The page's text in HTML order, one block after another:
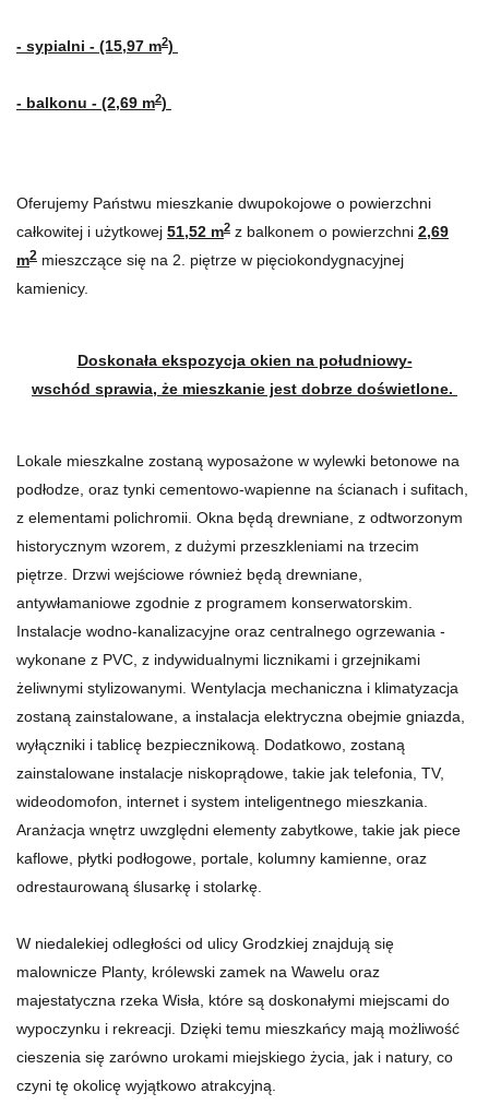
- sypialni - (15,97 m2)
- balkonu - (2,69 m2)
Oferujemy Państwu mieszkanie dwupokojowe o powierzchni
całkowitej i użytkowej 51,52 m2 z balkonem o powierzchni 2,69
m2 mieszczące się na 2. piętrze w pięciokondygnacyjnej
kamienicy.
Doskonała ekspozycja okien na południowy-
wschód sprawia, że mieszkanie jest dobrze doświetlone.
Lokale mieszkalne zostaną wyposażone w wylewki betonowe na
podłodze, oraz tynki cementowo-wapienne na ścianach i sufitach,
z elementami polichromii. Okna będą drewniane, z odtworzonym
historycznym wzorem, z dużymi przeszkleniami na trzecim
piętrze. Drzwi wejściowe również będą drewniane,
antywłamaniowe zgodnie z programem konserwatorskim.
Instalacje wodno-kanalizacyjne oraz centralnego ogrzewania -
wykonane z PVC, z indywidualnymi licznikami i grzejnikami
żeliwnymi stylizowanymi. Wentylacja mechaniczna i klimatyzacja
zostaną zainstalowane, a instalacja elektryczna obejmie gniazda,
wyłączniki i tablicę bezpiecznikową. Dodatkowo, zostaną
zainstalowane instalacje niskoprądowe, takie jak telefonia, TV,
wideodomofon, internet i system inteligentnego mieszkania.
Aranżacja wnętrz uwzględni elementy zabytkowe, takie jak piece
kaflowe, płytki podłogowe, portale, kolumny kamienne, oraz
odrestaurowaną ślusarkę i stolarkę.
W niedalekiej odległości od ulicy Grodzkiej znajdują się
malownicze Planty, królewski zamek na Wawelu oraz
majestatyczna rzeka Wisła, które są doskonałymi miejscami do
wypoczynku i rekreacji. Dzięki temu mieszkańcy mają możliwość
cieszenia się zarówno urokami miejskiego życia, jak i natury, co
czyni tę okolicę wyjątkowo atrakcyjną.